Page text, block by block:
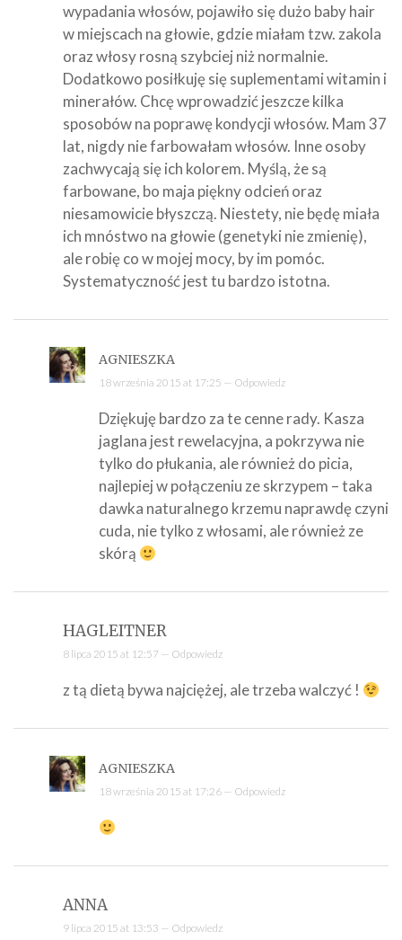
wypadania włosów, pojawiło się dużo baby hair
w miejscach na głowie, gdzie miałam tzw. zakola
oraz włosy rosną szybciej niż normalnie.
Dodatkowo posiłkuję się suplementami witamin i
minerałów. Chcę wprowadzić jeszcze kilka
sposobów na poprawę kondycji włosów. Mam 37
lat, nigdy nie farbowałam włosów. Inne osoby
zachwycają się ich kolorem. Myślą, że są
farbowane, bo maja piękny odcień oraz
niesamowicie błyszczą. Niestety, nie będę miała
ich mnóstwo na głowie (genetyki nie zmienię),
ale robię co w mojej mocy, by im pomóc.
Systematyczność jest tu bardzo istotna.
AGNIESZKA
18 września 2015 at 17:25 — Odpowiedz
Dziękuję bardzo za te cenne rady. Kasza
jaglana jest rewelacyjna, a pokrzywa nie
tylko do płukania, ale również do picia,
najlepiej w połączeniu ze skrzypem – taka
dawka naturalnego krzemu naprawdę czyni
cuda, nie tylko z włosami, ale również ze
skórą
HAGLEITNER
8 lipca 2015 at 12:57 — Odpowiedz
z tą dietą bywa najciężej, ale trzeba walczyć !
AGNIESZKA
18 września 2015 at 17:26 — Odpowiedz
ANNA
9 lipca 2015 at 13:53 — Odpowiedz